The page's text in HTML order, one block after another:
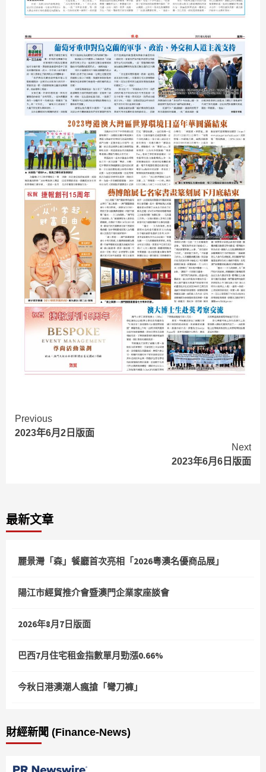
Continue
Reading
Previous
2023年6月2日版面
Next
2023年6月6日版面
最新文章
麗景灣「森」餐廳首次亮相「2026粵澳名優商品展」
陽江市經貿推介會暨澳門企業家座談會
2026年8月7日版面
巴西7月住宅租金指數單月勁漲0.66%
今秋日港澳潮人瘋搶「彎刀褲」
財經新聞 (Finance-News)